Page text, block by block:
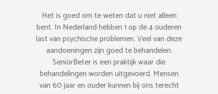
Het is goed om te weten dat u niet alleen
bent. In Nederland hebben 1 op de 4 ouderen
last van psychische problemen. Veel van deze
aandoeningen zijn goed te behandelen.
SeniorBeter is een praktijk waar die
behandelingen worden uitgevoerd. Mensen
van 60 jaar en ouder kunnen bij ons terecht